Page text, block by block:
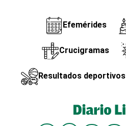
Efemérides
Crucigramas
Resultados deportivos